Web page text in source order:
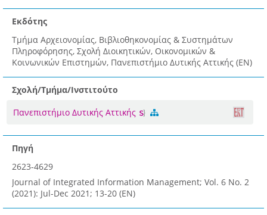
Εκδότης
Τμήμα Αρχειονομίας, Βιβλιοθηκονομίας & Συστημάτων
Πληροφόρησης, Σχολή Διοικητικών, Οικονομικών &
Κοινωνικών Επιστημών, Πανεπιστήμιο Δυτικής Αττικής (EN)
Σχολή/Τμήμα/Ινστιτούτο
Πανεπιστήμιο Δυτικής Αττικής
Πηγή
2623-4629
Journal of Integrated Information Management; Vol. 6 No. 2
(2021): Jul-Dec 2021; 13-20 (EN)